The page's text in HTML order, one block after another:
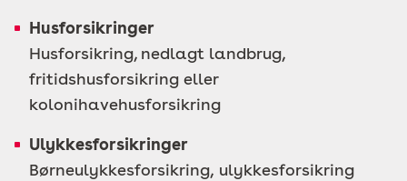
Husforsikringer
Husforsikring, nedlagt landbrug,
fritidshusforsikring eller
kolonihavehusforsikring
Ulykkesforsikringer
Børneulykkesforsikring, ulykkesforsikring